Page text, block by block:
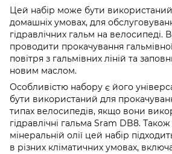
Цей набір може бути використаний
домашніх умовах, для
гідравлічних гальм на велосипеді.
проводити прокачування
повітря з гальмівних ліній та
новим маслом.
Особливістю набору є його
бути використаний для
типах велосипедів, якщо вони
гідравлічні гальма Sram DB8.
мінеральній олії цей набір
в різних кліматичних умовах,